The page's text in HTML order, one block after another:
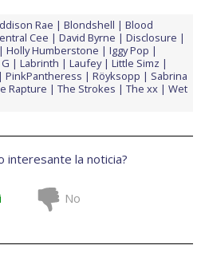
Rae Blondshell
Blood
Cee David Byrne
Disclosure
Holly Humberstone
Iggy Pop
Labrinth Laufey
Little Simz
PinkPantheress Röyksopp
Sabrina
Rapture The Strokes The xx
Wet
interesante la noticia?
No